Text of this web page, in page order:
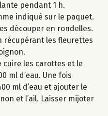
pendant 1 h.
indiqué sur le paquet.
découper en rondelles.
récupérant les fleurettes
cuire les carottes et le
ml d’eau. Une fois
ml d’eau et ajouter le
et l’ail. Laisser mijoter